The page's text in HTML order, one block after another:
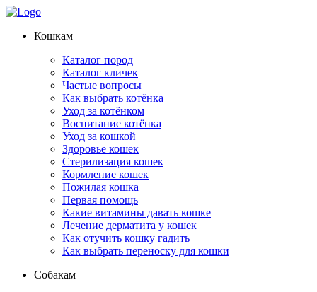
Кошкам
Каталог пород
Каталог кличек
Частые вопросы
Как выбрать котёнка
Уход за котёнком
Воспитание котёнка
Уход за кошкой
Здоровье кошек
Стерилизация кошек
Кормление кошек
Пожилая кошка
Первая помощь
Какие витамины давать кошке
Лечение дерматита у кошек
Как отучить кошку гадить
Как выбрать переноску для кошки
Собакам